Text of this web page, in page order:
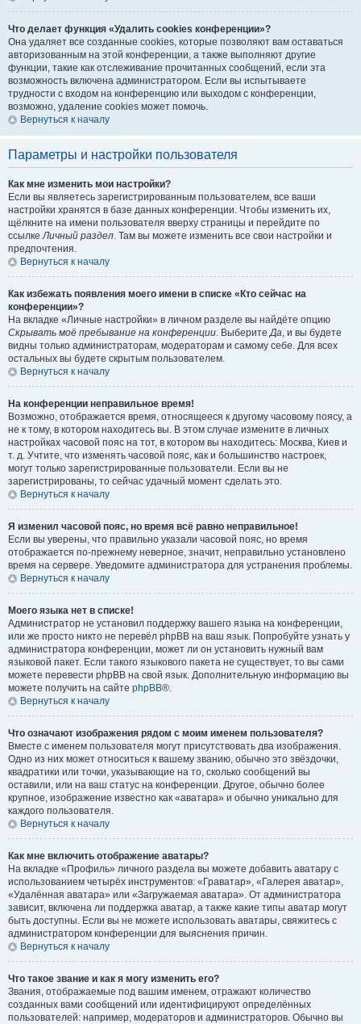
Что делает функция «Удалить cookies конференции»?
Она удаляет все созданные cookies, которые позволяют вам оставаться
авторизованным на этой конференции, а также выполняют другие
функции, такие как отслеживание прочитанных сообщений, если эта
возможность включена администратором. Если вы испытываете
трудности с входом на конференцию или выходом с конференции,
возможно, удаление cookies может помочь.
Вернуться к началу
Параметры и настройки пользователя
Как мне изменить мои настройки?
Если вы являетесь зарегистрированным пользователем, все ваши
настройки хранятся в базе данных конференции. Чтобы изменить их,
щёлкните на имени пользователя вверху страницы и перейдите по
ссылкеЛичный раздел. Там вы можете изменить все свои настройки и
предпочтения.
Вернуться к началу
Как избежать появления моего имени в списке «Кто сейчас на
конференции»?
На вкладке «Личные настройки» в личном разделе вы найдёте опцию
Скрывать моё пребывание на конференции. ВыберитеДа, и вы будете
видны только администраторам, модераторам и самому себе. Для всех
остальных вы будете скрытым пользователем.
Вернуться к началу
На конференции неправильное время!
Возможно, отображается время, относящееся к другому часовому поясу, а
не к тому, в котором находитесь вы. В этом случае измените в личных
настройках часовой пояс на тот, в котором вы находитесь: Москва, Киев и
т. д. Учтите, что изменять часовой пояс, как и большинство настроек,
могут только зарегистрированные пользователи. Если вы не
зарегистрированы, то сейчас удачный момент сделать это.
Вернуться к началу
Я изменил часовой пояс, но время всё равно неправильное!
Если вы уверены, что правильно указали часовой пояс, но время
отображается по-прежнему неверное, значит, неправильно установлено
время на сервере. Уведомите администратора для устранения проблемы.
Вернуться к началу
Моего языка нет в списке!
Администратор не установил поддержку вашего языка на конференции,
или же просто никто не перевёл phpBB на ваш язык. Попробуйте узнать у
администратора конференции, может ли он установить нужный вам
языковой пакет. Если такого языкового пакета не существует, то вы сами
можете перевести phpBB на свой язык. Дополнительную информацию вы
можете получить на сайте phpBB®.
Вернуться к началу
Что означают изображения рядом с моим именем пользователя?
Вместе с именем пользователя могут присутствовать два изображения.
Одно из них может относиться к вашему званию, обычно это звёздочки,
квадратики или точки, указывающие на то, сколько сообщений вы
оставили, или на ваш статус на конференции. Другое, обычно более
крупное, изображение известно как «аватара» и обычно уникально для
каждого пользователя.
Вернуться к началу
Как мне включить отображение аватары?
На вкладке «Профиль» личного раздела вы можете добавить аватару с
использованием четырёх инструментов: «Граватар», «Галерея аватар»,
«Удалённая аватара» или «Загружаемая аватара». От администратора
зависит, включена ли поддержка аватар, а также какие типы аватар могут
быть доступны. Если вы не можете использовать аватары, свяжитесь с
администратором конференции для выяснения причин.
Вернуться к началу
Что такое звание и как я могу изменить его?
Звания, отображаемые под вашим именем, отражают количество
созданных вами сообщений или идентифицируют определённых
пользователей: например, модераторов и администраторов. Обычно вы